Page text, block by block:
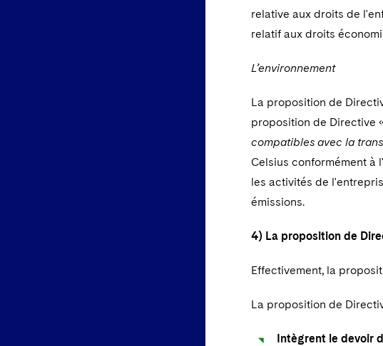
relative aux droits de
relatif aux droits
L’environnement
La proposition de
proposition de Directive
compatibles avec la
Celsius conformément à
les activités de
émissions.
4) La proposition de
Effectivement, la
La proposition de
Intègrent le devoir